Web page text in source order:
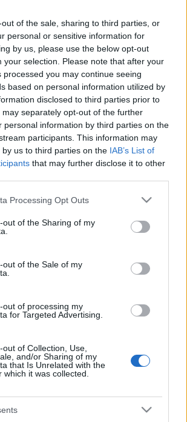
of the sale, sharing to third parties, or
personal or sensitive information for
by us, please use the below opt-out
your selection. Please note that after your
processed you may continue seeing
based on personal information utilized by
disclosed to third parties prior to
separately opt-out of the further
personal information by third parties on the
participants. This information may
us to third parties on the IAB’s List of
that may further disclose it to other
website/app uses one or more Google
visit or usage behaviour. You may click to
to Google and its third-party tags to
below specified purposes in below Google
Processing Opt Outs
out of the Sharing of my
out of the Sale of my
out of processing my
for Targeted Advertising.
of Collection, Use,
and/or Sharing of my
that Is Unrelated with the
which it was collected.
– Szemere Zita és Molnár
az együttműködésről:
egyik legjobb énekes, akivel valaha is
dolgozni. Nem egyszerűen csak
a karakter lelkének minden
világhírű belcanto tenor így
és új lemezéről: „Levente
a bariton hangfaj minden